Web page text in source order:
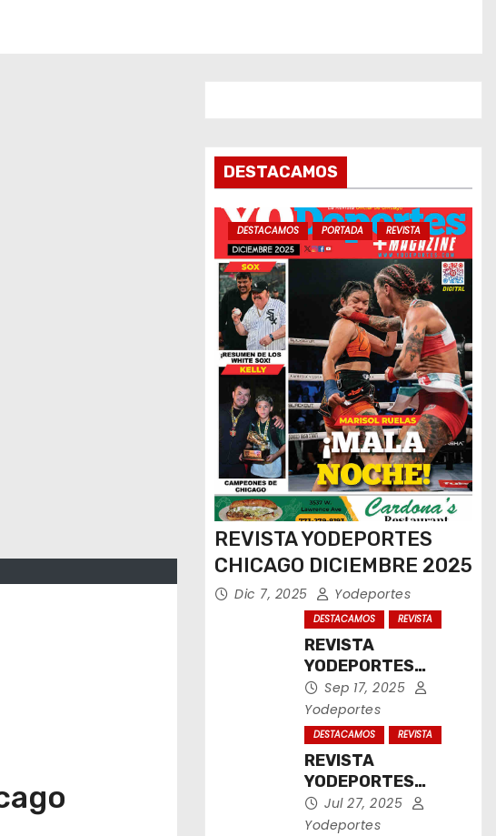
DESTACAMOS
DESTACAMOS PORTADA REVISTA
REVISTA YODEPORTES
CHICAGO DICIEMBRE 2025
Dic 7, 2025 Yodeportes
DESTACAMOS REVISTA
REVISTA
YODEPORTES
CHICAGO
SEPTIEMBRE 2025
Sep 17, 2025
Yodeportes
DESTACAMOS REVISTA
REVISTA
YODEPORTES
CHICAGO JULIO
2025
Jul 27, 2025
Yodeportes